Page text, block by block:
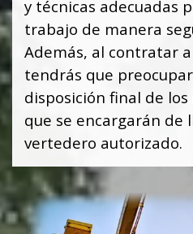
y técnicas adecuadas
trabajo de manera
Además, al contratar
tendrás que
disposición final de
que se encargarán de
vertedero autorizado.